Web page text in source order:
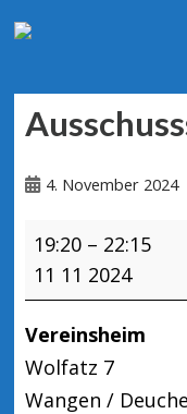
4. November 2024
Ausschusssitzung
19:20 – 22:15
11 11 2024
Vereinsheim
Wolfatz 7
Wangen /